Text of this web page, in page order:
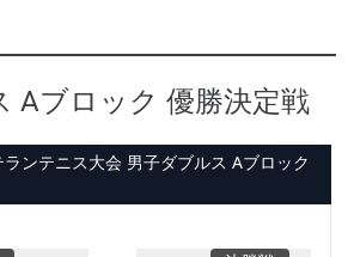
Aブロック 優勝決定戦